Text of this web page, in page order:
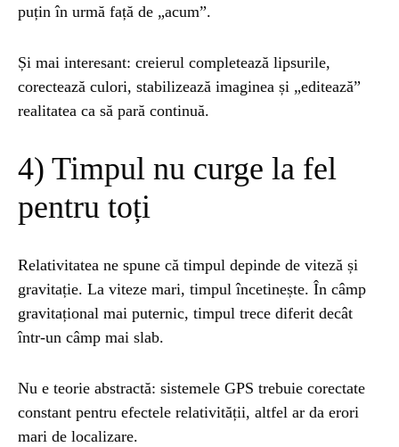
puțin în urmă față de „acum”.
Și mai interesant: creierul completează lipsurile,
corectează culori, stabilizează imaginea și „editează”
realitatea ca să pară continuă.
4) Timpul nu curge la fel
pentru toți
Relativitatea ne spune că timpul depinde de viteză și
gravitație. La viteze mari, timpul încetinește. În câmp
gravitațional mai puternic, timpul trece diferit decât
într-un câmp mai slab.
Nu e teorie abstractă: sistemele GPS trebuie corectate
constant pentru efectele relativității, altfel ar da erori
mari de localizare.